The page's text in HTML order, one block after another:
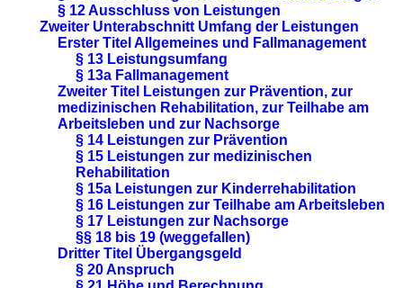
§ 12 Ausschluss von Leistungen
Zweiter Unterabschnitt Umfang der Leistungen
Erster Titel Allgemeines und Fallmanagement
§ 13 Leistungsumfang
§ 13a Fallmanagement
Zweiter Titel Leistungen zur Prävention, zur
medizinischen Rehabilitation, zur Teilhabe am
Arbeitsleben und zur Nachsorge
§ 14 Leistungen zur Prävention
§ 15 Leistungen zur medizinischen
Rehabilitation
§ 15a Leistungen zur Kinderrehabilitation
§ 16 Leistungen zur Teilhabe am Arbeitsleben
§ 17 Leistungen zur Nachsorge
§§ 18 bis 19 (weggefallen)
Dritter Titel Übergangsgeld
§ 20 Anspruch